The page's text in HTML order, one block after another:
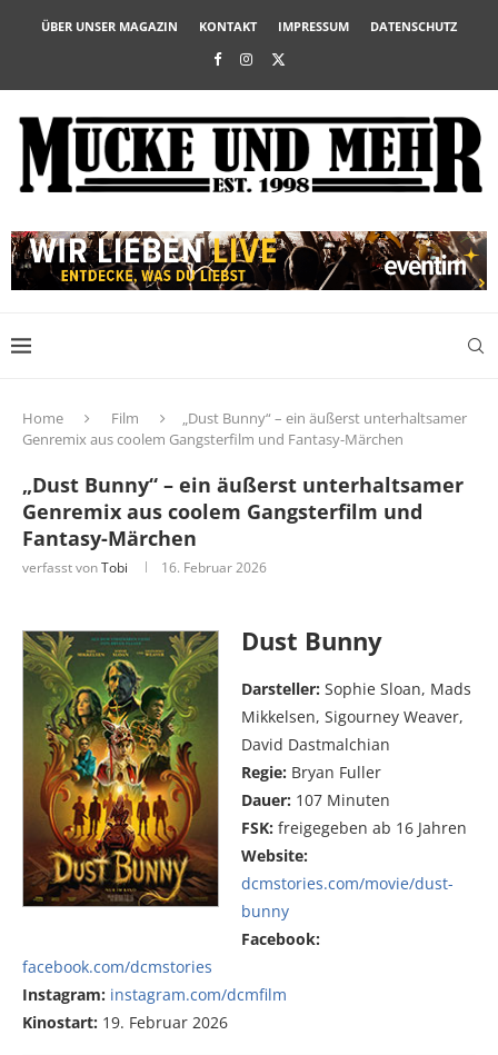
ÜBER UNSER MAGAZIN KONTAKT IMPRESSUM DATENSCHUTZ
Home Film
„Dust Bunny“ – ein äußerst unterhaltsamer
Genremix aus coolem Gangsterfilm und Fantasy-Märchen
„Dust Bunny“ – ein äußerst unterhaltsamer
Genremix aus coolem Gangsterfilm und
Fantasy-Märchen
verfasst vonTobi 16. Februar 2026
Dust Bunny
Darsteller: Sophie Sloan, Mads
Mikkelsen, Sigourney Weaver,
David Dastmalchian
Regie: Bryan Fuller
Dauer: 107 Minuten
FSK: freigegeben ab 16 Jahren
Website:
dcmstories.com/movie/dust-
bunny
Facebook:
facebook.com/dcmstories
Instagram: instagram.com/dcmfilm
Kinostart: 19. Februar 2026